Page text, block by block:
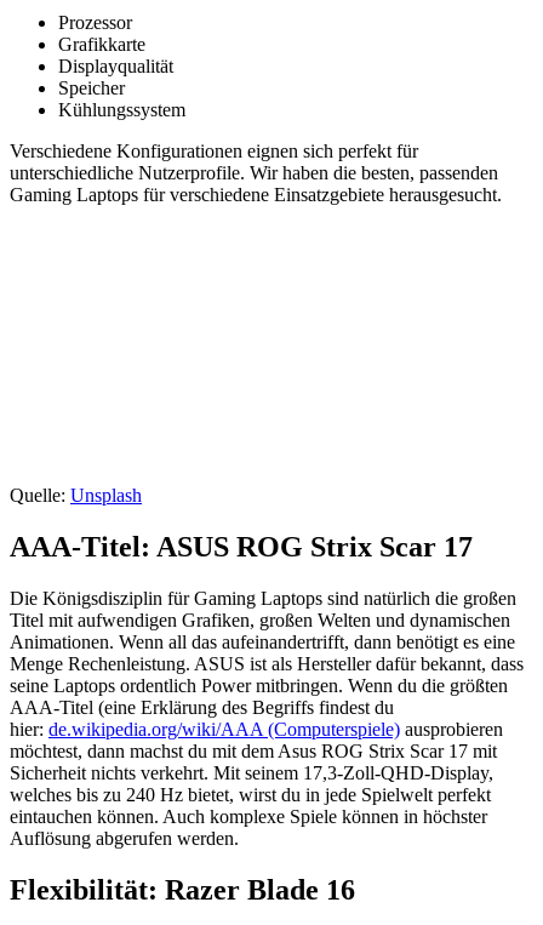
Prozessor
Grafikkarte
Displayqualität
Speicher
Kühlungssystem
Verschiedene Konfigurationen eignen sich perfekt für
unterschiedliche Nutzerprofile. Wir haben die besten, passenden
Gaming Laptops für verschiedene Einsatzgebiete herausgesucht.
Quelle: Unsplash
AAA-Titel: ASUS ROG Strix Scar 17
Die Königsdisziplin für Gaming Laptops sind natürlich die großen
Titel mit aufwendigen Grafiken, großen Welten und dynamischen
Animationen. Wenn all das aufeinandertrifft, dann benötigt es eine
Menge Rechenleistung. ASUS ist als Hersteller dafür bekannt, dass
seine Laptops ordentlich Power mitbringen. Wenn du die größten
AAA-Titel (eine Erklärung des Begriffs findest du
hier: de.wikipedia.org/wiki/AAA (Computerspiele) ausprobieren
möchtest, dann machst du mit dem Asus ROG Strix Scar 17 mit
Sicherheit nichts verkehrt. Mit seinem 17,3-Zoll-QHD-Display,
welches bis zu 240 Hz bietet, wirst du in jede Spielwelt perfekt
eintauchen können. Auch komplexe Spiele können in höchster
Auflösung abgerufen werden.
Flexibilität: Razer Blade 16